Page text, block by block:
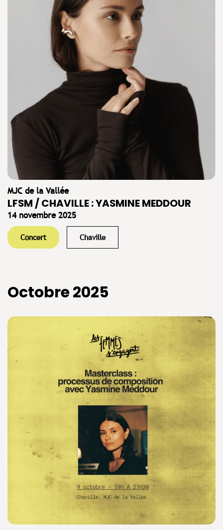
MJC de la Vallée
LFSM / CHAVILLE : YASMINE MEDDOUR
14 novembre 2025
Concert Chaville
Octobre 2025